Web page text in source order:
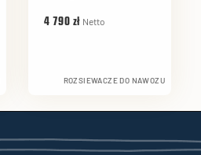
4 790 zł Netto
ROZSIEWACZE DO NAWOZU